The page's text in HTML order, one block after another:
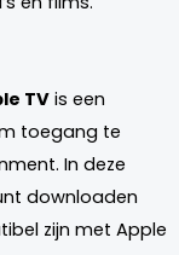
TV is een
toegang te
In deze
downloaden
zijn met Apple